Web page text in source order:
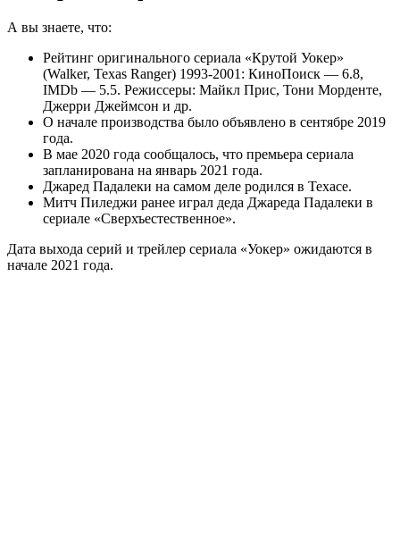
А вы знаете, что:
Рейтинг оригинального сериала «Крутой Уокер»
(Walker, Texas Ranger) 1993-2001: КиноПоиск — 6.8,
IMDb — 5.5. Режиссеры: Майкл Прис, Тони Морденте,
Джерри Джеймсон и др.
О начале производства было объявлено в сентябре 2019
года.
В мае 2020 года сообщалось, что премьера сериала
запланирована на январь 2021 года.
Джаред Падалеки на самом деле родился в Техасе.
Митч Пиледжи ранее играл деда Джареда Падалеки в
сериале «Сверхъестественное».
Дата выхода серий и трейлер сериала «Уокер» ожидаются в
начале 2021 года.